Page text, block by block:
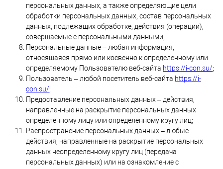
персональных данных, а также определяющие цели
обработки персональных данных, состав персональных
данных, подлежащих обработке, действия (операции),
совершаемые с персональными данными;
Персональные данные – любая информация,
относящаяся прямо или косвенно к определенному или
определяемому Пользователю веб-сайта https://i-con.su/;
Пользователь – любой посетитель веб-сайта https://i-
con.su/;
Предоставление персональных данных – действия,
направленные на раскрытие персональных данных
определенному лицу или определенному кругу лиц;
Распространение персональных данных – любые
действия, направленные на раскрытие персональных
данных неопределенному кругу лиц (передача
персональных данных) или на ознакомление с